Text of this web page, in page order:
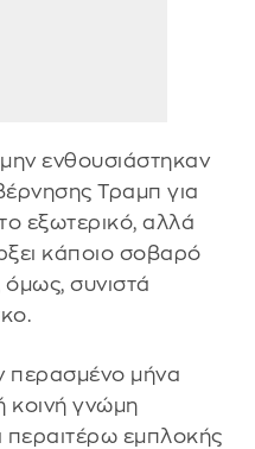
ενθουσιάστηκαν
Τραμπ για
εξωτερικό, αλλά
κάποιο σοβαρό
όμως, συνιστά
περασμένο μήνα
κοινή γνώμη
περαιτέρω εμπλοκής